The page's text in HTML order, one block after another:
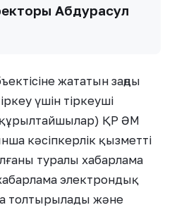
Абдурасул
жататын заңды
үшін тіркеуші
ҚР ӘМ
кәсіпкерлік қызметті
туралы хабарлама
электрондық
толтырылады және